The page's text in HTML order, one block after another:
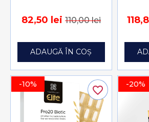
82,50 lei 110,00 lei
ADAUGĂ ÎN COȘ
-10% favorite_border -20%